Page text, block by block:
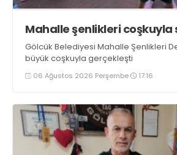
Mahalle şenlikleri coşkuyla
Gölcük Belediyesi Mahalle Şenlikleri
büyük coşkuyla gerçekleşti
06 Ağustos 2026 Perşembe 17:16